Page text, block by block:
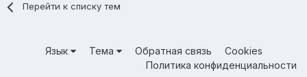
Перейти к списку тем
Язык Тема Обратная связь
Cookies
Политика конфиденциальности